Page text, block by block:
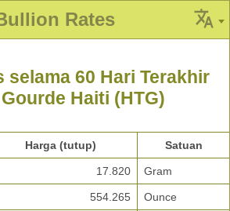
Rates
selama 60 Hari Terakhir
Haiti (HTG)
Harga (tutup) Satuan
17.820 Gram
554.265 Ounce